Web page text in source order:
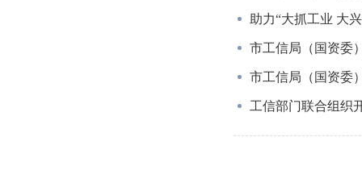
助力“大抓工业 大
市工信局（国资委
市工信局（国资委
工信部门联合组织